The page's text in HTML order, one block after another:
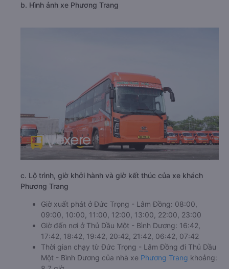
b. Hình ảnh xe Phương Trang
c. Lộ trình, giờ khởi hành và giờ kết thúc của xe khách
Phương Trang
Giờ xuất phát ở Đức Trọng - Lâm Đồng: 08:00,
09:00, 10:00, 11:00, 12:00, 13:00, 22:00, 23:00
Giờ đến nơi ở Thủ Dầu Một - Bình Dương: 16:42,
17:42, 18:42, 19:42, 20:42, 21:42, 06:42, 07:42
Thời gian chạy từ Đức Trọng - Lâm Đồng đi Thủ Dầu
Một - Bình Dương của nhà xe Phương Trang khoảng: